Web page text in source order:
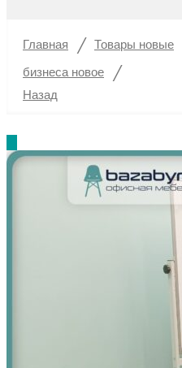
Главная / Товары новые
бизнеса новое /
Назад